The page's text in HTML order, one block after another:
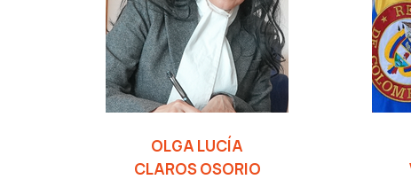
OLGA LUCÍA
CLAROS OSORIO